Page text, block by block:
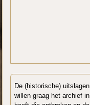
De (historische)
willen graag het archief